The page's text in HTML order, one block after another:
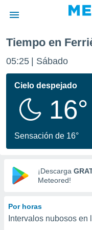
de
ha
calidad.
a este
las
y
digital
basada
Tiempo en
05:25 Sábado
Cielo despejado
16°
Sensación de 16°
¡Descarga
Meteored!
Por horas
Intervalos nubosos